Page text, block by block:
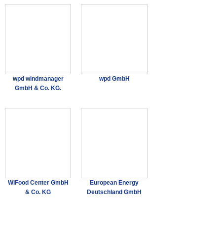
wpd windmanager
GmbH & Co. KG.
wpd GmbH
WiFood Center GmbH
& Co. KG
European Energy
Deutschland GmbH